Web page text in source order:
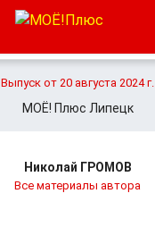
Выпуск от 20 августа 2024 г.
МОЁ! Плюс Липецк
Николай ГРОМОВ
Все материалы автора